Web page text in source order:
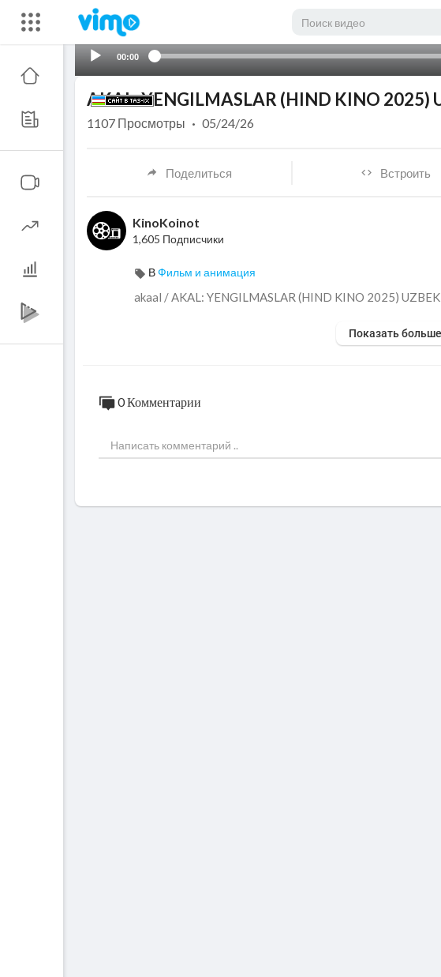
00:00
AKAL: YENGILMASLAR (HIND KINO 2025)
1107 Просмотры · 05/24/26
Поделиться Встроить
KinoKoinot
1,605 Подписчики
ВФильм и анимация
akaal / ⁣AKAL: YENGILMASLAR (HIND KINO 2025)
Показать больше
0 Комментарии